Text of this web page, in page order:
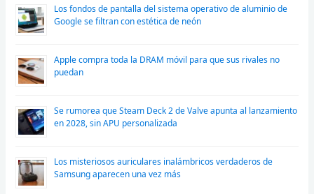
Los fondos de pantalla del sistema operativo de aluminio de
Google se filtran con estética de neón
Apple compra toda la DRAM móvil para que sus rivales no
puedan
Se rumorea que Steam Deck 2 de Valve apunta al lanzamiento
en 2028, sin APU personalizada
Los misteriosos auriculares inalámbricos verdaderos de
Samsung aparecen una vez más